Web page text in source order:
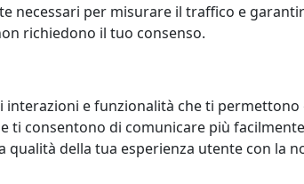
LAMPADA A SOSPENSIONE MEMORIA
Morosini
458,00 €
necessari per misurare il traffico e
richiedono il tuo consenso.
e funzionalità che ti permettono
ti consentono di comunicare più
della tua esperienza utente con la